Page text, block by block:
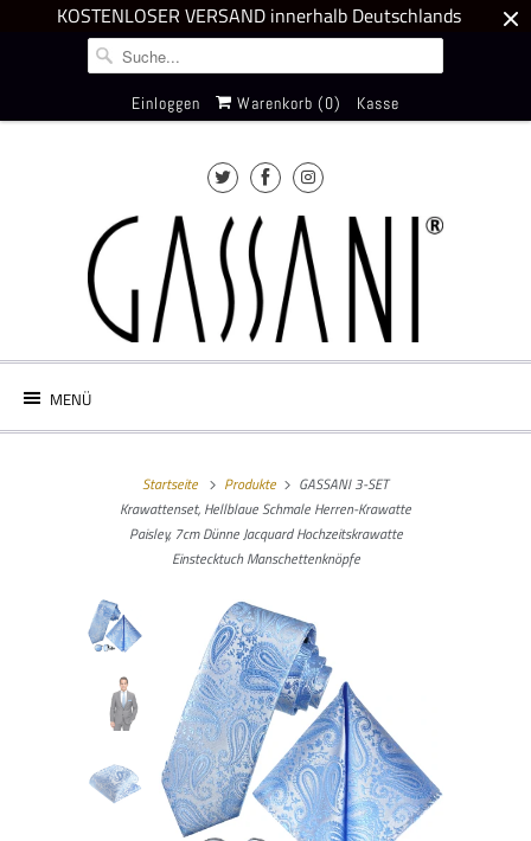
KOSTENLOSER VERSAND innerhalb Deutschlands
Einloggen Warenkorb (0) Kasse
MENÜ
Startseite Produkte
GASSANI 3-SET
Krawattenset, Hellblaue Schmale Herren-Krawatte
Paisley, 7cm Dünne Jacquard Hochzeitskrawatte
Einstecktuch Manschettenknöpfe